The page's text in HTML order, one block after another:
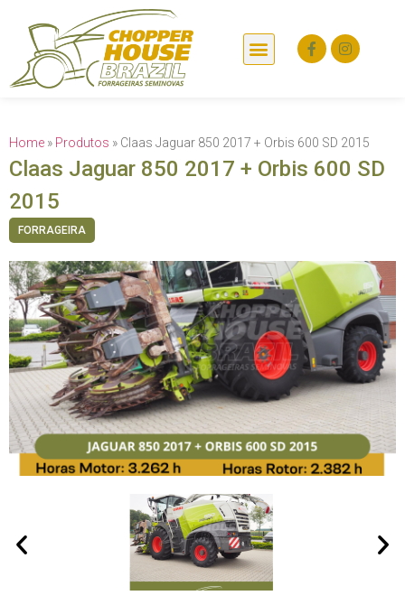
Home » Produtos » Claas Jaguar 850 2017 + Orbis 600 SD 2015
Claas Jaguar 850 2017 + Orbis 600 SD
2015
FORRAGEIRA